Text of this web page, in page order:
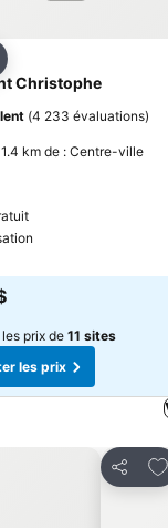
à mes favoris
Christophe
(4 233 évaluations)
1.4 km de : Centre-ville
prix de 11 sites
les prix